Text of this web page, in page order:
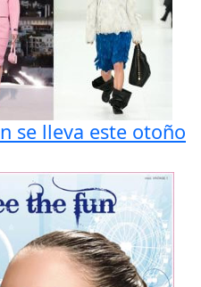
se lleva este otoño